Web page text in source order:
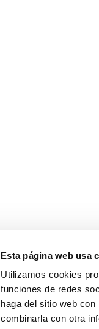
Esta página web usa
Utilizamos cookies
funciones de redes
haga del sitio web
combinarla con otra